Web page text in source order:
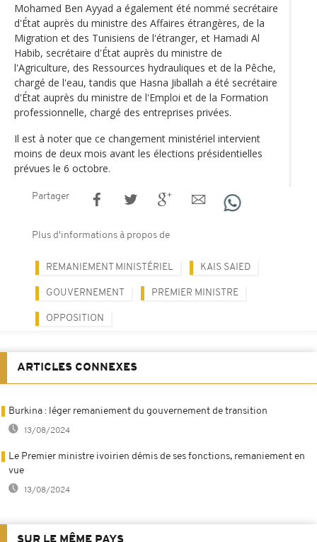
Mohamed Ben Ayyad a également été nommé secrétaire
d'État auprès du ministre des Affaires étrangères, de la
Migration et des Tunisiens de l'étranger, et Hamadi Al
Habib, secrétaire d'État auprès du ministre de
l'Agriculture, des Ressources hydrauliques et de la Pêche,
chargé de l'eau, tandis que Hasna Jiballah a été secrétaire
d'État auprès du ministre de l'Emploi et de la Formation
professionnelle, chargé des entreprises privées.
Il est à noter que ce changement ministériel intervient
moins de deux mois avant les élections présidentielles
prévues le 6 octobre.
Partager
Plus d'informations à propos de
REMANIEMENT MINISTÉRIEL KAIS SAIED
GOUVERNEMENT PREMIER MINISTRE
OPPOSITION
ARTICLES CONNEXES
Burkina : léger remaniement du gouvernement de transition
13/08/2024
Le Premier ministre ivoirien démis de ses fonctions, remaniement en
vue
13/08/2024